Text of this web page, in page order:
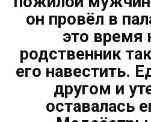
он провёл в
это время
родственник
его навестить.
другом и
оставалась